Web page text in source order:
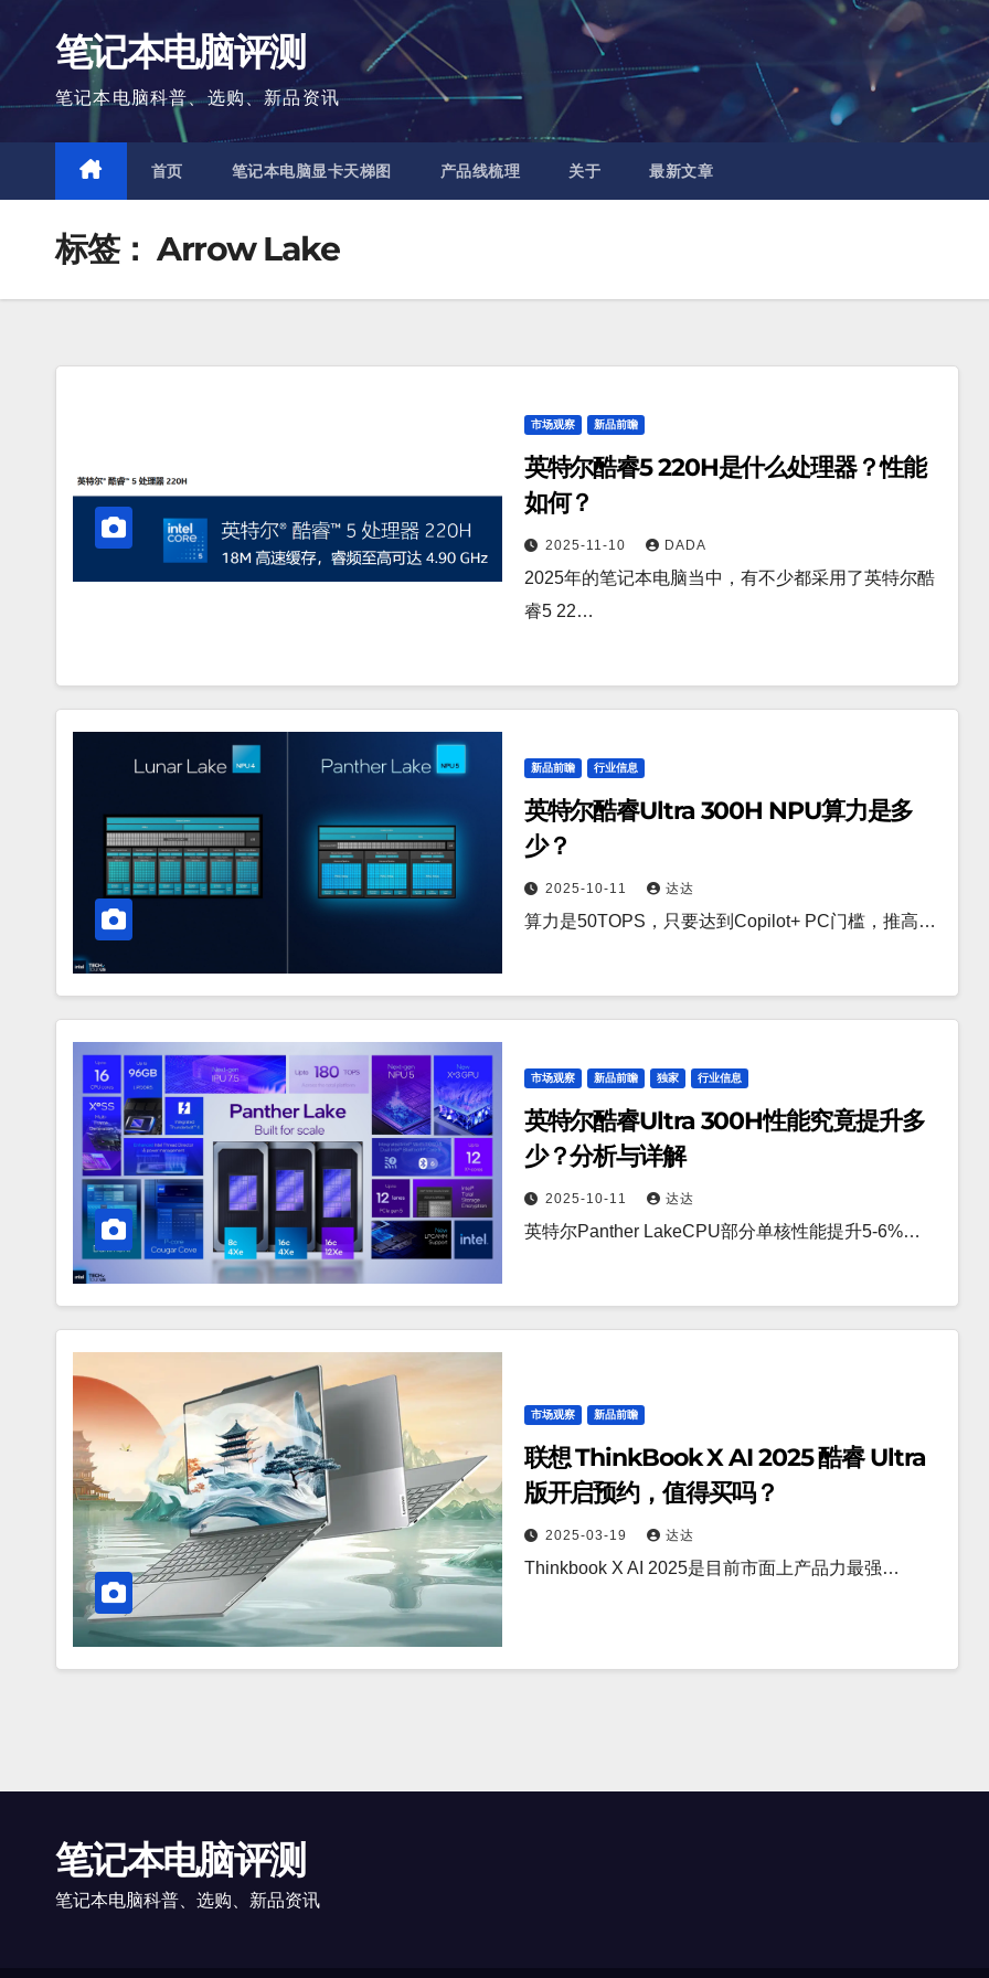
内
容
笔记本电脑评测
笔记本电脑科普、选购、新品资讯
首页 笔记本电脑显卡天梯图 产品线梳理 关于 最新文章
标签： Arrow Lake
市场观察 新品前瞻
英特尔酷睿5 220H是什么处理器？性能
如何？
2025-11-10 DADA
2025年的笔记本电脑当中，有不少都采用了英特尔酷
睿5 22…
新品前瞻 行业信息
英特尔酷睿Ultra 300H NPU算力是多
少？
2025-10-11 达达
算力是50TOPS，只要达到Copilot+ PC门槛，推高…
市场观察 新品前瞻 独家 行业信息
英特尔酷睿Ultra 300H性能究竟提升多
少？分析与详解
2025-10-11 达达
英特尔Panther LakeCPU部分单核性能提升5-6%…
市场观察 新品前瞻
联想 ThinkBook X AI 2025 酷睿 Ultra
版开启预约，值得买吗？
2025-03-19 达达
Thinkbook X AI 2025是目前市面上产品力最强…
笔记本电脑评测
笔记本电脑科普、选购、新品资讯